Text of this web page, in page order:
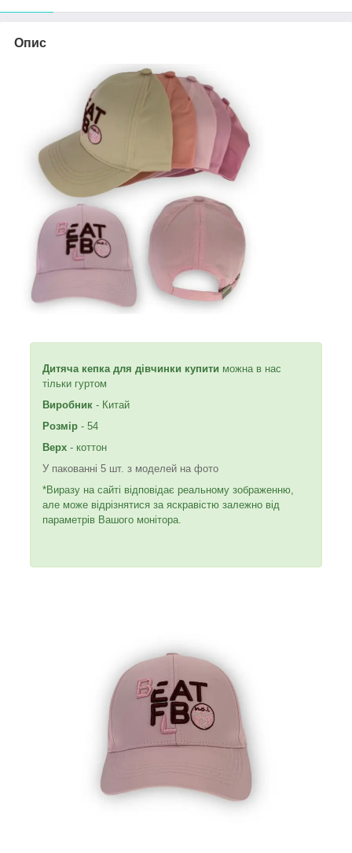
Опис
Дитяча кепка для дівчинки купити можна в нас
тільки гуртом
Виробник - Китай
Розмір - 54
Верх - коттон
У пакованні 5 шт. з моделей на фото
*Виразу на сайті відповідає реальному зображенню,
але може відрізнятися за яскравістю залежно від
параметрів Вашого монітора.